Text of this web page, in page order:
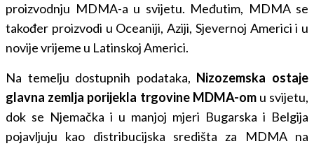
proizvodnju MDMA-a u svijetu. Međutim, MDMA se
također proizvodi u Oceaniji, Aziji, Sjevernoj Americi i u
novije vrijeme u Latinskoj Americi.
Na temelju dostupnih podataka, Nizozemska ostaje
glavna zemlja porijekla trgovine MDMA-omu svijetu,
dok se Njemačka i u manjoj mjeri Bugarska i Belgija
pojavljuju kao distribucijska središta za MDMA na